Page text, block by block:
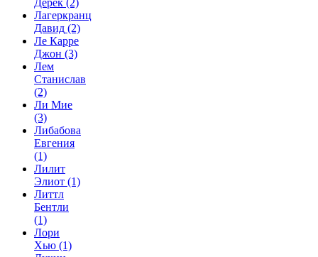
Дерек (2)
Лагеркранц
Давид (2)
Ле Карре
Джон (3)
Лем
Станислав
(2)
Ли Мие
(3)
Либабова
Евгения
(1)
Лилит
Элиот (1)
Литтл
Бентли
(1)
Лори
Хью (1)